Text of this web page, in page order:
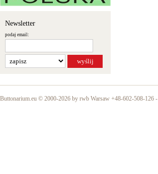
Newsletter
podaj email:
Buttonarium.eu © 2000-2026 by rwb Warsaw +48-602-508-126 -